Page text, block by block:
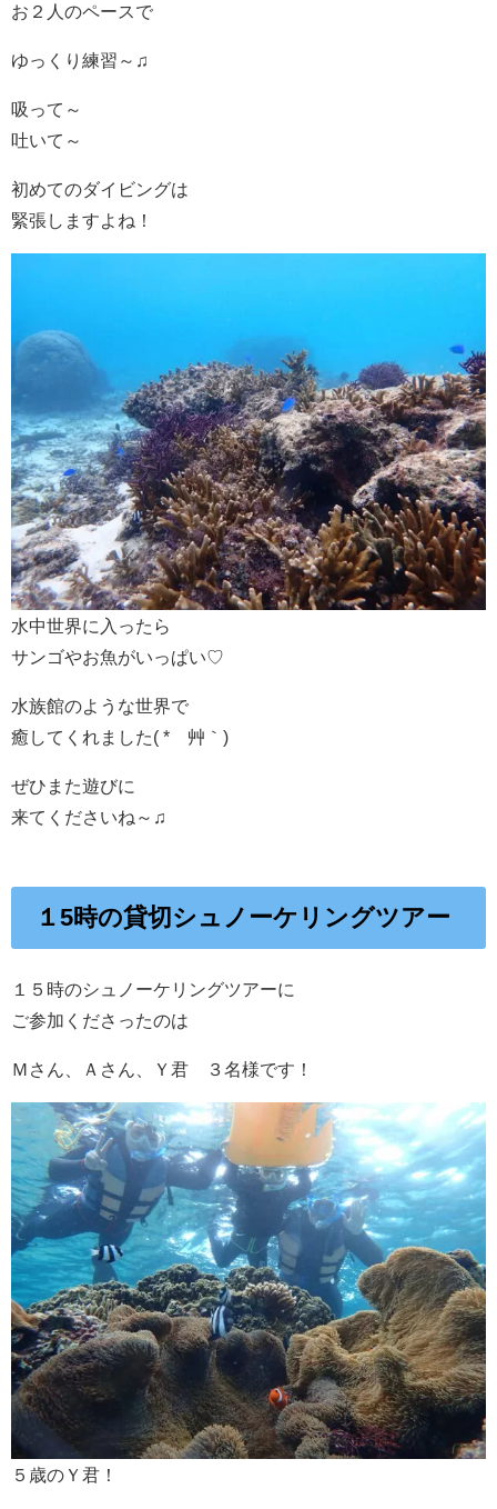
お２人のペースで
ゆっくり練習～♫
吸って～
吐いて～
初めてのダイビングは
緊張しますよね！
水中世界に入ったら
サンゴやお魚がいっぱい♡
水族館のような世界で
癒してくれました( *´艸｀)
ぜひまた遊びに
来てくださいね～♫
１5時の貸切シュノーケリングツアー
１５時のシュノーケリングツアーに
ご参加くださったのは
Ｍさん、Ａさん、Ｙ君 ３名様です！
５歳のＹ君！